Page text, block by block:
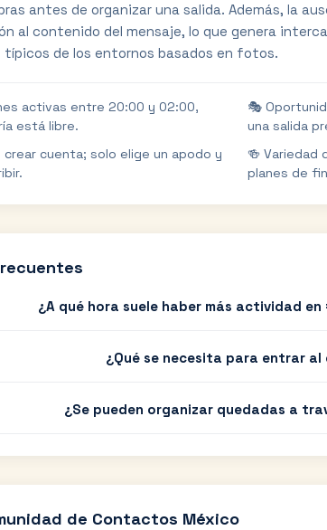
antes de organizar una salida. Además, la
al contenido del mensaje, lo que genera
típicos de los entornos basados en fotos.
activas entre 20:00 y 02:00,
está libre.
🎭
una salida
crear cuenta; solo elige un apodo y
🍻 Variedad
planes de
¿A qué hora suele haber más actividad
¿Qué se necesita para entrar al
¿Se pueden organizar quedadas a
de Contactos México